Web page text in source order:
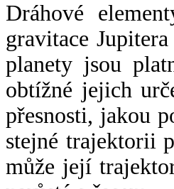
Dráhové
gravitace
planety jsou
obtížné jejich
přesnosti, jakou
stejné trajektorii
může její